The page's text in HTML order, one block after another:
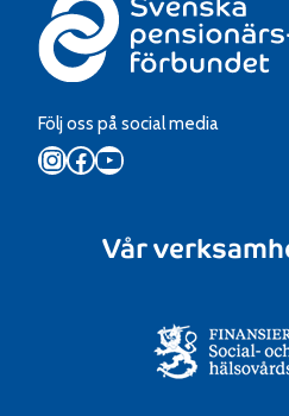
Följ oss på social media
Instagram
Facebook
YouTube
Vår